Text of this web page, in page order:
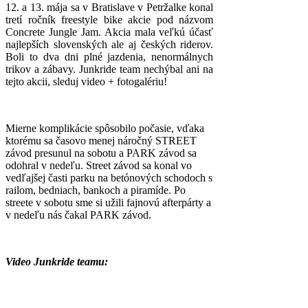
12. a 13. mája sa v Bratislave v Petržalke konal
tretí ročník freestyle bike akcie pod názvom
Concrete Jungle Jam. Akcia mala veľkú účasť
najlepších slovenských ale aj českých riderov.
Boli to dva dni plné jazdenia, nenormálnych
trikov a zábavy. Junkride team nechýbal ani na
tejto akcii, sleduj video + fotogalériu!
Mierne komplikácie spôsobilo počasie, vďaka
ktorému sa časovo menej náročný STREET
závod presunul na sobotu a PARK závod sa
odohral v nedeľu. Street závod sa konal vo
vedľajšej časti parku na betónových schodoch s
railom, bedniach, bankoch a piramíde. Po
streete v sobotu sme si užili fajnovú afterpárty a
v nedeľu nás čakal PARK závod.
Video Junkride teamu: